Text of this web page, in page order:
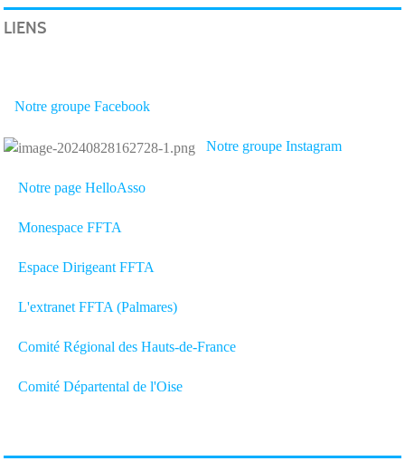
LIENS
Notre groupe Facebook
Notre groupe Instagram
Notre page HelloAsso
Monespace FFTA
Espace Dirigeant FFTA
L'extranet FFTA (Palmares)
Comité Régional des Hauts-de-France
Comité Départental de l'Oise